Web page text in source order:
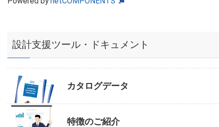
設計支援ツール・ドキュメント
カタログデータ
特徴のご紹介